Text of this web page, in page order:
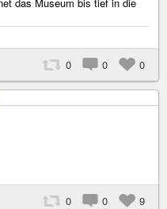
0 0 0
0 0 9